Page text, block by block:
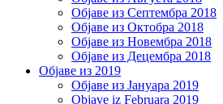
Објаве из Септембра 2018
Објаве из Октобра 2018
Објаве из Новембра 2018
Објаве из Децембра 2018
Објаве из 2019
Објаве из Јануара 2019
Objave iz Februara 2019